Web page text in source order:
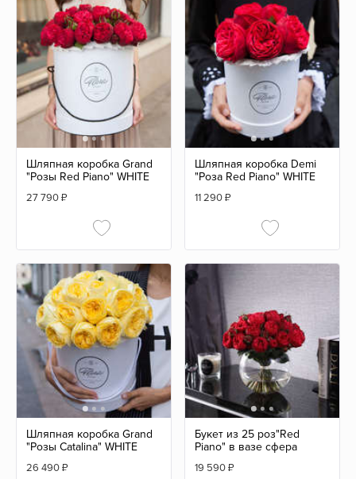
Шляпная коробка Grand
"Розы Red Piano" WHITE
27 790₽
Шляпная коробка Demi
"Роза Red Piano" WHITE
11 290₽
Шляпная коробка Grand
"Розы Catalina" WHITE
26 490₽
Букет из 25 роз"Red
Piano" в вазе сфера
19 590₽